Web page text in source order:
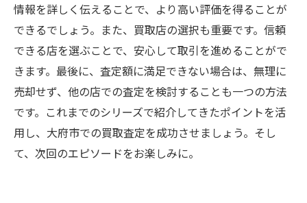
情報を詳しく伝えることで、より高い評価を得ることが
できるでしょう。また、買取店の選択も重要です。信頼
できる店を選ぶことで、安心して取引を進めることがで
きます。最後に、査定額に満足できない場合は、無理に
売却せず、他の店での査定を検討することも一つの方法
です。これまでのシリーズで紹介してきたポイントを活
用し、大府市での買取査定を成功させましょう。そし
て、次回のエピソードをお楽しみに。